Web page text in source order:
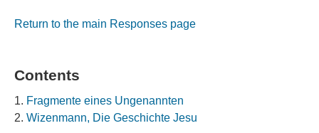
Return to the main Responses page
Contents
Fragmente eines Ungenannten
Wizenmann, Die Geschichte Jesu